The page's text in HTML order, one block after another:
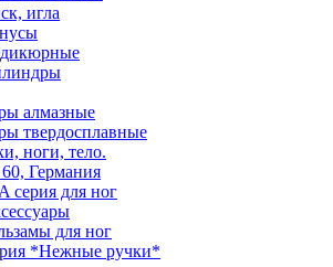
игла
алмазные
твердосплавные
ноги, тело.
Германия
серия для ног
для ног
*Нежные ручки*